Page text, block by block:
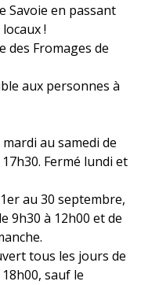
Savoie en passant
!
des Fromages de
aux personnes à
au samedi de
Fermé lundi et
au 30 septembre,
9h30 à 12h00 et de
tous les jours de
sauf le